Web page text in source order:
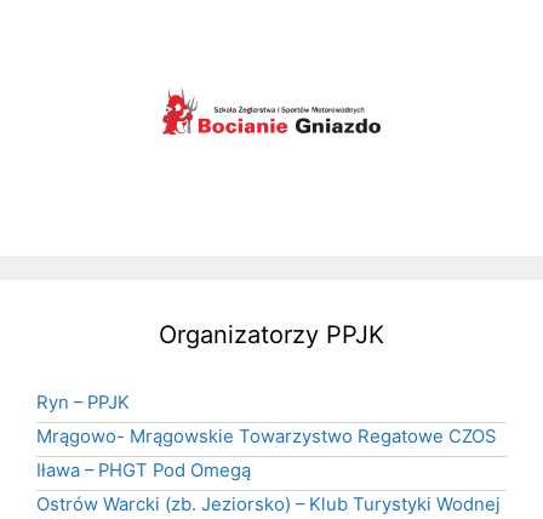
Organizatorzy PPJK
Ryn – PPJK
Mrągowo- Mrągowskie Towarzystwo Regatowe CZOS
Iława – PHGT Pod Omegą
Ostrów Warcki (zb. Jeziorsko) – Klub Turystyki Wodnej